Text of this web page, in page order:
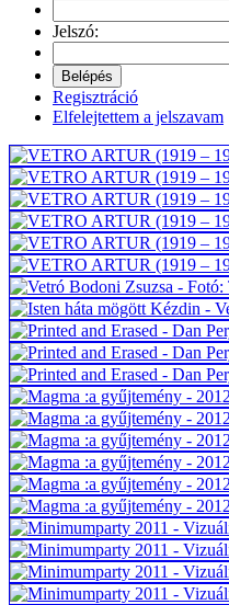
Jelszó:
Regisztráció
Elfelejtettem a jelszavam